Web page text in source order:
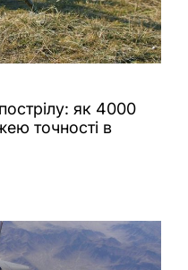
як 4000
точності в